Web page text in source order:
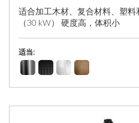
适合加工木材、复合材料、塑
（30 kW） 硬度高，体积小
适当: